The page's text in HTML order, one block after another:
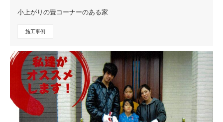
小上がりの畳コーナーのある家
施工事例